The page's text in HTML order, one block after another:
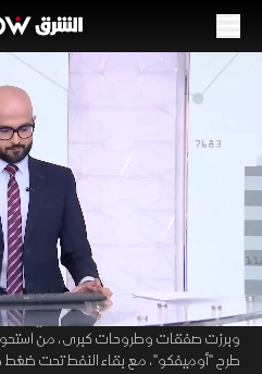
الموسم 2026
تضع السوق تحت الاختبار
27:16
تحديثات الأسواق
تصنيفها إلى الأسواق المبتدئة، وسط
وامتد الهدوء إلى السوق السعودي بعد
طرح "أوميفكو"، مع بقاء النفط تحت ضغط